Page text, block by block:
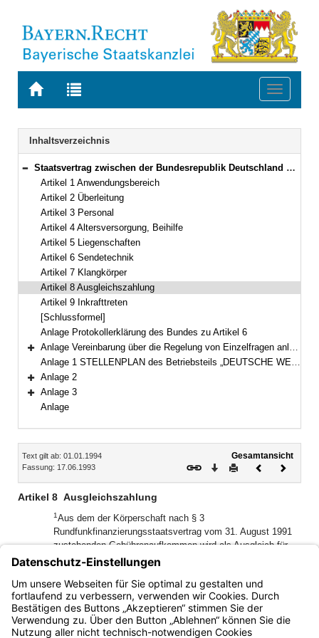
Zur
BAYERN.RECHT
Zur
letzten
Suche
Toggle
Navigation
Inhaltsverzeichnis
Bereich reduzieren
Staatsvertrag zwischen der Bundesrepublik Deutschland und den Ländern über die Überleitung von Rechten und Pflichten des Deutschlandfunks und des RIAS Berlin auf die Körperschaft des öffentlichen Rechts „Deutschlandradio“ – Hörfunk-Überleitungsstaatsvertrag – Vom 17. Juni 1993 (Art. 1–9)
Artikel 1 Anwendungsbereich
Artikel 2 Überleitung
Artikel 3 Personal
Artikel 4 Altersversorgung, Beihilfe
Artikel 5 Liegenschaften
Artikel 6 Sendetechnik
Artikel 7 Klangkörper
Artikel 8 Ausgleichszahlung
Artikel 9 Inkrafttreten
[Schlussformel]
Anlage Protokollerklärung des Bundes zu Artikel 6
Bereich erweitern
Anlage Vereinbarung über die Regelung von Einzelfragen anläßlich der Überleitung von Rechten und Pflichten des Deutschlandfunks und des RIAS Berlin auf die Körperschaft des öffentlichen Rechts „Deutschlandradio“ – Anlage zum Hörfunk-Überleitungsstaatsvertrag –
Anlage 1 STELLENPLAN des Betriebsteils „DEUTSCHE WELLE“ des DEUTSCHLANDFUNKS am 17. Juni 1993
Bereich erweitern
Anlage 2
Bereich erweitern
Anlage 3
Anlage
Inhalt
Text gilt ab: 01.01.1994
Fassung: 17.06.1993
Gesamtansicht
Download
DruckenVorheriges
Artikel 8 Ausgleichszahlung
1Aus dem der Körperschaft nach § 3
Rundfunkfinanzierungsstaatsvertrag vom 31. August 1991
zustehenden Gebührenaufkommen wird als Ausgleich für
den bundesweiten Hörfunk an den Bund eine Zahlung in
Höhe von 155 Mio. DM geleistet.
spätestens einen Monat nach Inkrafttreten dieses
Staatsvertrages fällig.